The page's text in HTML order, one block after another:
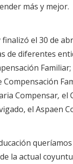
más y mejor.
el 30 de
de diferentes
Compensar, el
el Aspaen
la actual